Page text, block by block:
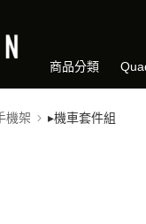
商品分類
機架 ▸機車套件組